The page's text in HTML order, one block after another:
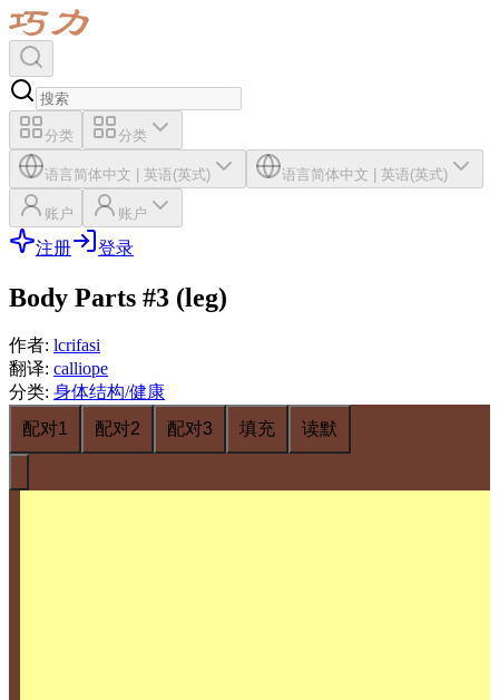
分类 分类
语言简体中文 | 英语(英式) 语言简体中文 | 英语(英式)
账户 账户
注册 登录
Body Parts #3 (leg)
作者: lcrifasi
翻译: calliope
分类: 身体结构/健康
配对1
配对2 配对3 填充 读默